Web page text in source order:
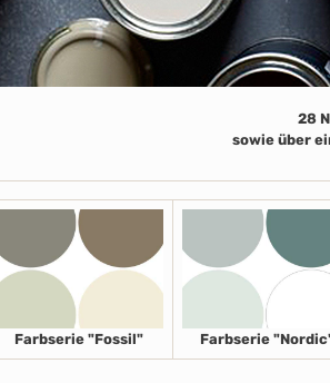
28
sowie über
Farbserie "Fossil" Farbserie